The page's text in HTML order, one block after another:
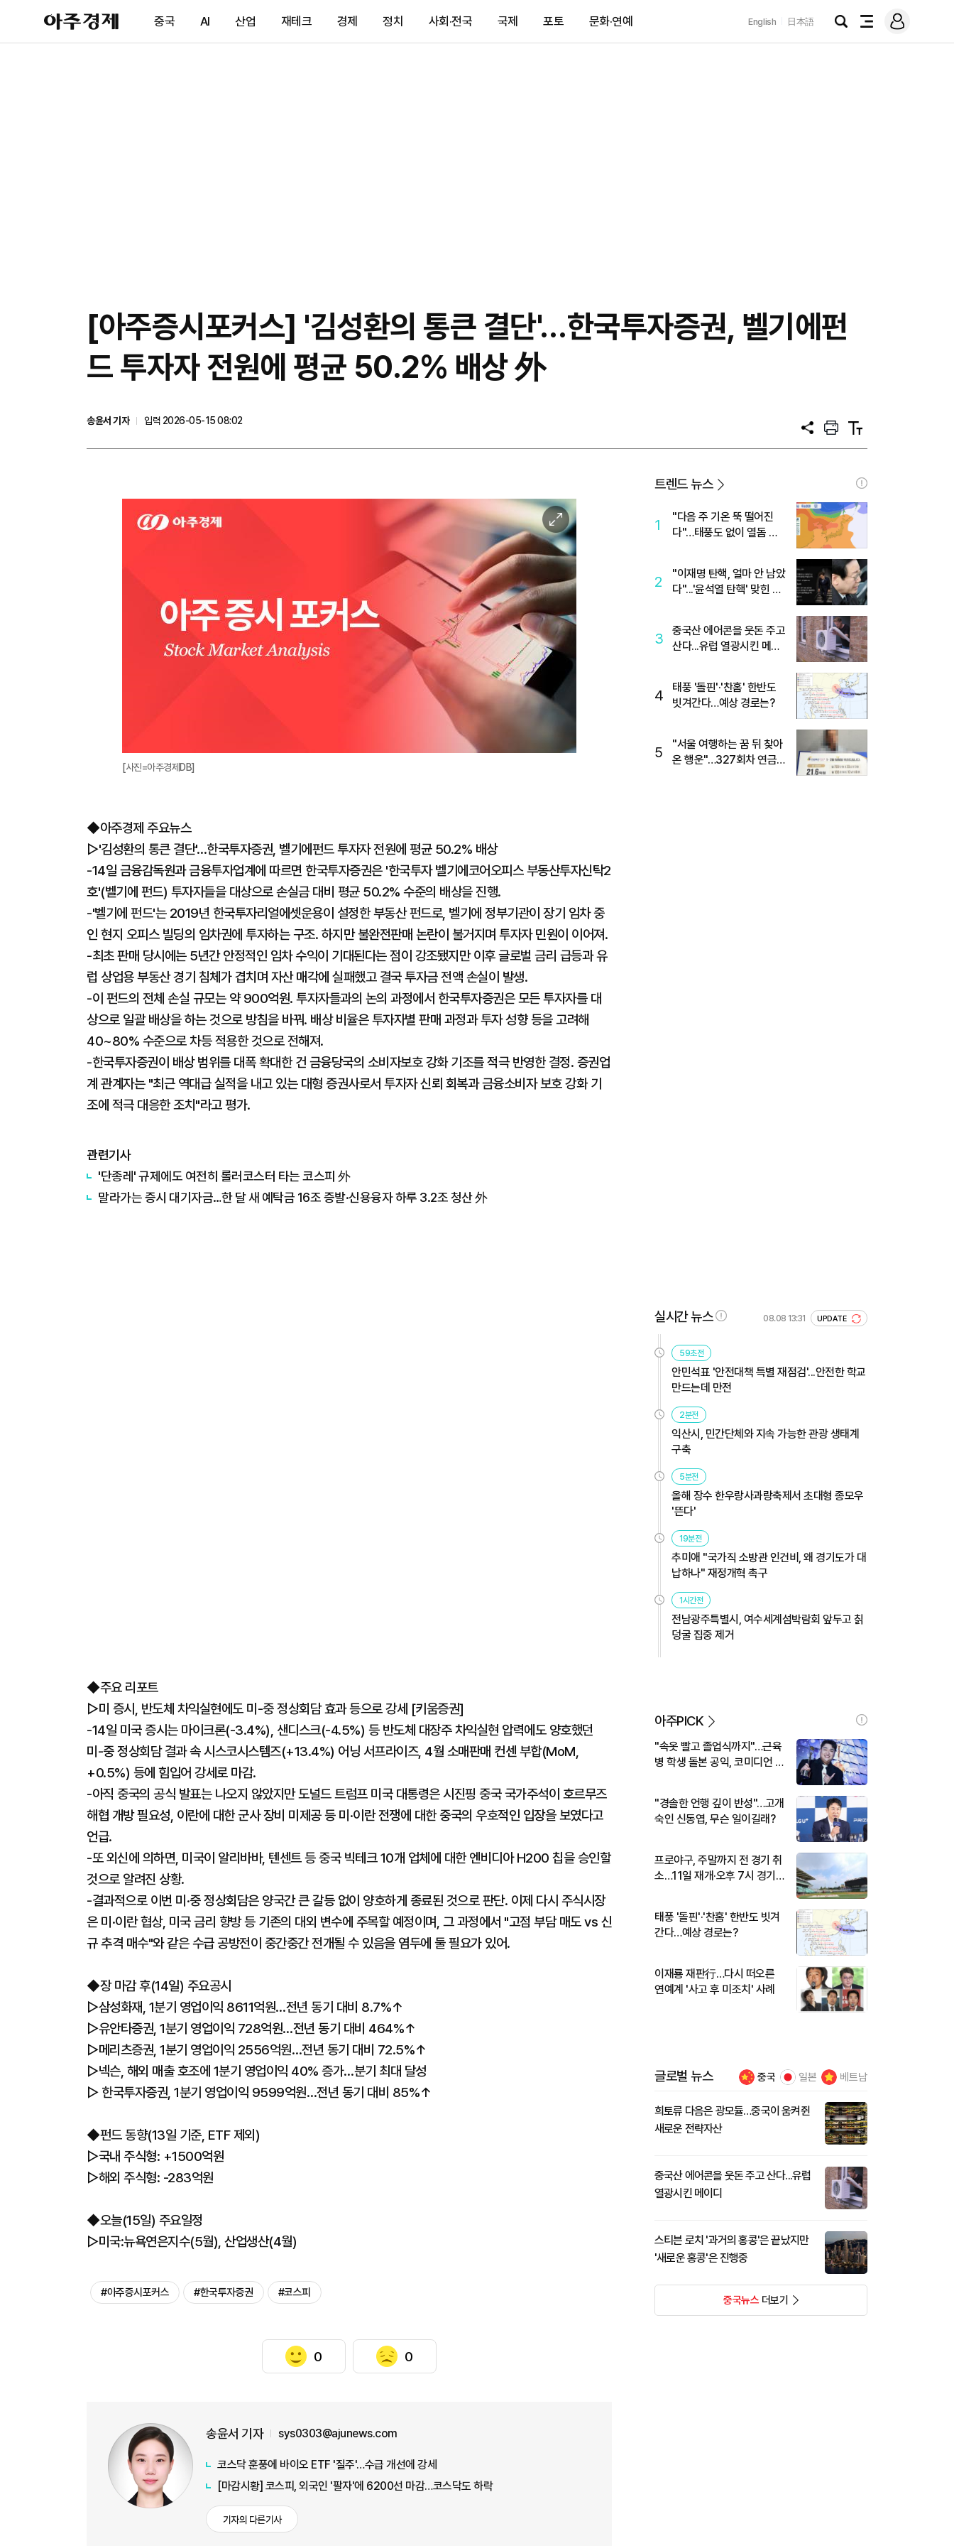
아
주
제
중국 AI 산업 재테크 경제 정치 사회·전국 국제 포토 문화·연예 English 日本語
검
전
메
그
[아주증시포커스] '김성환의 통큰 결단'…한국투자증권, 벨기에펀
드 투자자 전원에 평균 50.2% 배상 外
송윤서 기자
입력 2026-05-15 08:02
공
프
트
텍
트
이
미
지
확
대
[사진=아주경제DB]
◆아주경제 주요뉴스
▷'김성환의 통큰 결단'…한국투자증권, 벨기에펀드 투자자 전원에 평균 50.2% 배상
-14일 금융감독원과 금융투자업계에 따르면 한국투자증권은 '한국투자 벨기에코어오피스 부동산투자신탁2
호'(벨기에 펀드) 투자자들을 대상으로 손실금 대비 평균 50.2% 수준의 배상을 진행.
-'벨기에 펀드'는 2019년 한국투자리얼에셋운용이 설정한 부동산 펀드로, 벨기에 정부기관이 장기 임차 중
인 현지 오피스 빌딩의 임차권에 투자하는 구조. 하지만 불완전판매 논란이 불거지며 투자자 민원이 이어져.
-최초 판매 당시에는 5년간 안정적인 임차 수익이 기대된다는 점이 강조됐지만 이후 글로벌 금리 급등과 유
럽 상업용 부동산 경기 침체가 겹치며 자산 매각에 실패했고 결국 투자금 전액 손실이 발생.
-이 펀드의 전체 손실 규모는 약 900억원. 투자자들과의 논의 과정에서 한국투자증권은 모든 투자자를 대
상으로 일괄 배상을 하는 것으로 방침을 바꿔. 배상 비율은 투자자별 판매 과정과 투자 성향 등을 고려해
40~80% 수준으로 차등 적용한 것으로 전해져.
-한국투자증권이 배상 범위를 대폭 확대한 건 금융당국의 소비자보호 강화 기조를 적극 반영한 결정. 증권업
계 관계자는 "최근 역대급 실적을 내고 있는 대형 증권사로서 투자자 신뢰 회복과 금융소비자 보호 강화 기
조에 적극 대응한 조치"라고 평가.
관련기사
'단종레' 규제에도 여전히 롤러코스터 타는 코스피 外
말라가는 증시 대기자금…한 달 새 예탁금 16조 증발·신용융자 하루 3.2조 청산 外
◆주요 리포트
▷미 증시, 반도체 차익실현에도 미-중 정상회담 효과 등으로 강세 [키움증권]
-14일 미국 증시는 마이크론(-3.4%), 샌디스크(-4.5%) 등 반도체 대장주 차익실현 압력에도 양호했던
미-중 정상회담 결과 속 시스코시스템즈(+13.4%) 어닝 서프라이즈, 4월 소매판매 컨센 부합(MoM,
+0.5%) 등에 힘입어 강세로 마감.
-아직 중국의 공식 발표는 나오지 않았지만 도널드 트럼프 미국 대통령은 시진핑 중국 국가주석이 호르무즈
해협 개방 필요성, 이란에 대한 군사 장비 미제공 등 미·이란 전쟁에 대한 중국의 우호적인 입장을 보였다고
언급.
-또 외신에 의하면, 미국이 알리바바, 텐센트 등 중국 빅테크 10개 업체에 대한 엔비디아 H200 칩을 승인할
것으로 알려진 상황.
-결과적으로 이번 미·중 정상회담은 양국간 큰 갈등 없이 양호하게 종료된 것으로 판단. 이제 다시 주식시장
은 미·이란 협상, 미국 금리 향방 등 기존의 대외 변수에 주목할 예정이며, 그 과정에서 "고점 부담 매도 vs 신
규 추격 매수"와 같은 수급 공방전이 중간중간 전개될 수 있음을 염두에 둘 필요가 있어.
◆장 마감 후(14일) 주요공시
▷삼성화재, 1분기 영업이익 8611억원…전년 동기 대비 8.7%↑
▷유안타증권, 1분기 영업이익 728억원…전년 동기 대비 464%↑
▷메리츠증권, 1분기 영업이익 2556억원…전년 동기 대비 72.5%↑
▷넥슨, 해외 매출 호조에 1분기 영업이익 40% 증가…분기 최대 달성
▷ 한국투자증권, 1분기 영업이익 9599억원…전년 동기 대비 85%↑
◆펀드 동향(13일 기준, ETF 제외)
▷국내 주식형: +1500억원
▷해외 주식형: -283억원
◆오늘(15일) 주요일정
▷미국:뉴욕연은지수(5월), 산업생산(4월)
#아주증시포커스 #한국투자증권 #코스피
0 0
송윤서 기자 sys0303@ajunews.com
코스닥 훈풍에 바이오 ETF '질주'…수급 개선에 강세
[마감시황] 코스피, 외국인 '팔자'에 6200선 마감…코스닥도 하락
기자의 다른기사
트렌드 뉴스
1
"다음 주 기온 뚝 떨어진
다"…태풍도 없이 열돔 박
2
"이재명 탄핵, 얼마 안 남았
다"...'윤석열 탄핵' 맞힌 무
3
중국산 에어콘을 웃돈 주고
산다...유럽 열광시킨 메이
4
태풍 '돌핀'·'찬홈' 한반도
빗겨간다…예상 경로는?
5
"서울 여행하는 꿈 뒤 찾아
온 행운"…327회차 연금
실시간 뉴스 08.08 13:31 UPDATE
59초전
안민석표 '안전대책 특별 재점검'...안전한 학교
만드는데 만전
2분전
익산시, 민간단체와 지속 가능한 관광 생태계
구축
5분전
올해 장수 한우랑사과랑축제서 초대형 종모우
'뜬다'
19분전
추미애 "국가직 소방관 인건비, 왜 경기도가 대
납하나" 재정개혁 촉구
1시간전
전남광주특별시, 여수세계섬박람회 앞두고 칡
덩굴 집중 제거
아주PICK
"속옷 빨고 졸업식까지"…근육
병 학생 돌본 공익, 코미디언 김
"경솔한 언행 깊이 반성"…고개
숙인 신동엽, 무슨 일이길래?
프로야구, 주말까지 전 경기 취
소…11일 재개·오후 7시 경기
태풍 '돌핀'·'찬홈' 한반도 빗겨
간다…예상 경로는?
이재룡 재판行…다시 떠오른
연예계 '사고 후 미조치' 사례
글로벌 뉴스 중국 일본 베트남
희토류 다음은 광모듈…중국이 움켜쥔
새로운 전략자산
중국산 에어콘을 웃돈 주고 산다...유럽
열광시킨 메이디
스티븐 로치 '과거의 홍콩'은 끝났지만
'새로운 홍콩'은 진행중
중국뉴스더보기